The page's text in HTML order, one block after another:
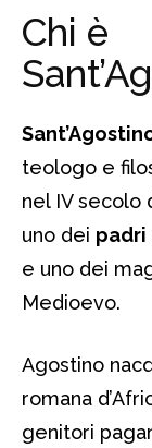
Chi è
teologo e
nel IV secolo
uno dei padri
e uno dei
Medioevo.
Agostino
romana
genitori